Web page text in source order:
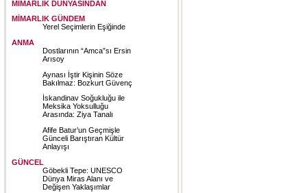
MİMARLIK DÜNYASINDAN
MİMARLIK GÜNDEM
Yerel Seçimlerin Eşiğinde
ANMA
Dostlarının “Amca”sı Ersin
Arısoy
Aynası İştir Kişinin Söze
Bakılmaz: Bozkurt Güvenç
İskandinav Soğukluğu ile
Meksika Yoksulluğu
Arasında: Ziya Tanalı
Afife Batur’un Geçmişle
Günceli Barıştıran Kültür
Anlayışı
GÜNCEL
Göbekli Tepe: UNESCO
Dünya Miras Alanı ve
Değişen Yaklaşımlar